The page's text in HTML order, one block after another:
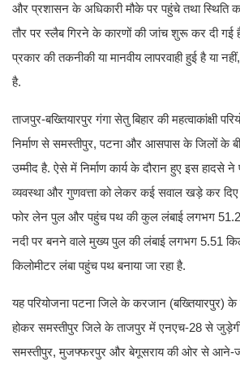
और प्रशासन के अधिकारी मौके पर पहुंचे तथा स्थिति
तौर पर स्लैब गिरने के कारणों की जांच शुरू कर दी गई है.
प्रकार की तकनीकी या मानवीय लापरवाही हुई है या
है.
ताजपुर-बख्तियारपुर गंगा सेतु बिहार की महत्वाकांक्षी
निर्माण से समस्तीपुर, पटना और आसपास के जिलों के
उम्मीद है. ऐसे में निर्माण कार्य के दौरान हुए इस हादसे ने
व्यवस्था और गुणवत्ता को लेकर कई सवाल खड़े कर दिए
फोर लेन पुल और पहुंच पथ की कुल लंबाई लगभग
नदी पर बनने वाले मुख्य पुल की लंबाई लगभग 5.51
किलोमीटर लंबा पहुंच पथ बनाया जा रहा है.
यह परियोजना पटना जिले के करजान (बख्तियारपुर)
होकर समस्तीपुर जिले के ताजपुर में एनएच-28 से
समस्तीपुर, मुजफ्फरपुर और बेगूसराय की ओर से आने-